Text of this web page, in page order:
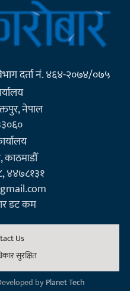
दर्ता नं. ४६४-२०७४/०७५
नेपाल
काठमाडौँ
४४७८१३१
डट कम
Us
सुरक्षित
byPlanet Tech